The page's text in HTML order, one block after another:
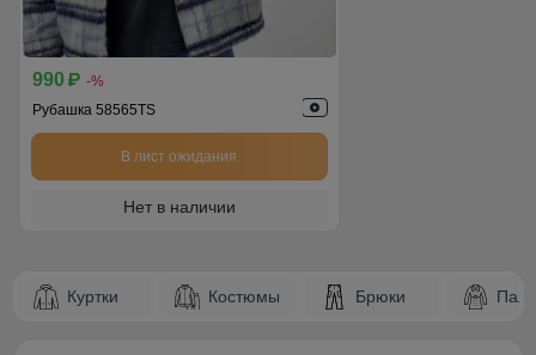
990 p -%
Рубашка 58565TS
В лист ожидания
Нет в наличии
Куртки Костюмы Брюки